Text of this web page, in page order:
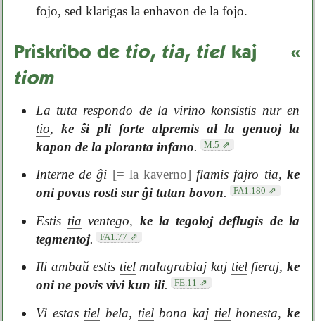
fojo, sed klarigas la enhavon de la fojo.
Priskribo detio,tia,tiel kaj
tiom
«
La tuta respondo de la virino konsistis nur en
tio, ke ŝi pli forte alpremis al la genuoj la
kapon de la ploranta infano. M.5
Interne de ĝi [= la kaverno] flamis fajro tia, ke
oni povus rosti sur ĝi tutan bovon. FA1.180
Estis tia ventego, ke la tegoloj deflugis de la
tegmentoj. FA1.77
Ili ambaŭ estis tielmalagrablaj kaj tielfieraj, ke
oni ne povis vivi kun ili. FE.11
Vi estas tiel bela, tielbona kaj tielhonesta, ke